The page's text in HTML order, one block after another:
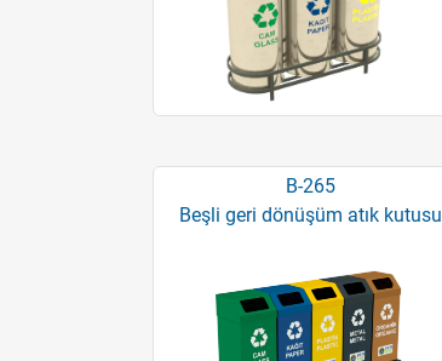
B-265
Beşli geri dönüşüm atık kutusu